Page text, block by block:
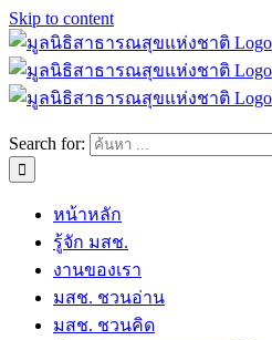
Skip to content
Search for:
หน้าหลัก
รู้จัก มสช.
งานของเรา
มสช. ชวนอ่าน
มสช. ชวนคิด